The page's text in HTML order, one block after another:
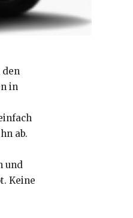
den
in
ab.
und
Keine